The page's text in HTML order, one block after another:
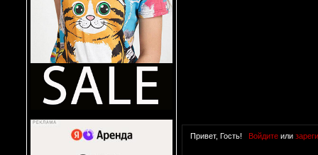
Привет, Гость! Войдитеили